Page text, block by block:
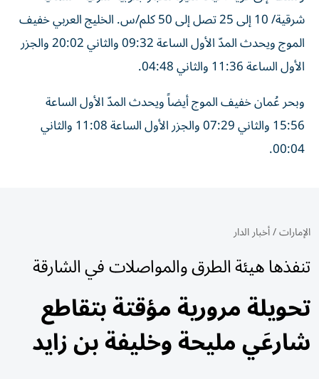
شرقية/ 10 إلى 25 تصل إلى 50 كلم/س. الخليج العربي خفيف
الموج ويحدث المدّ الأول الساعة 09:32 والثاني 20:02 والجزر
الأول الساعة 11:36 والثاني 04:48.
وبحر عُمان خفيف الموج أيضاً ويحدث المدّ الأول الساعة
15:56 والثاني 07:29 والجزر الأول الساعة 11:08 والثاني
00:04.
الإمارات/أخبار الدار
تنفذها هيئة الطرق والمواصلات في الشارقة
تحويلة مرورية مؤقتة بتقاطع
شارعَي مليحة وخليفة بن زايد